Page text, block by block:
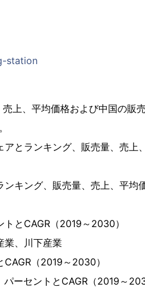
station
上、平均価格および中国の販
とランキング、販売量、売上
キング、販売量、売上、平均
とCAGR（2019～2030）
業、川下産業
（2019～2030）
ーセントとCAGR（2019～